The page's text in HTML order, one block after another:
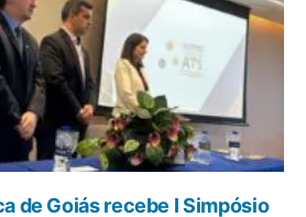
de Goiás recebe I Simpósio